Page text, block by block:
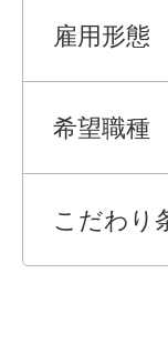
雇用形態
希望職種
こだわり